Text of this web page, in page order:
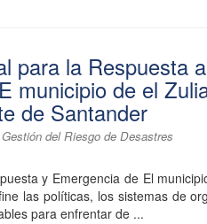
para la Respuesta a
municipio de el
de Santander
del Riesgo de Desastres
y Emergencia de El
las políticas, los sistemas de
para enfrentar de ...